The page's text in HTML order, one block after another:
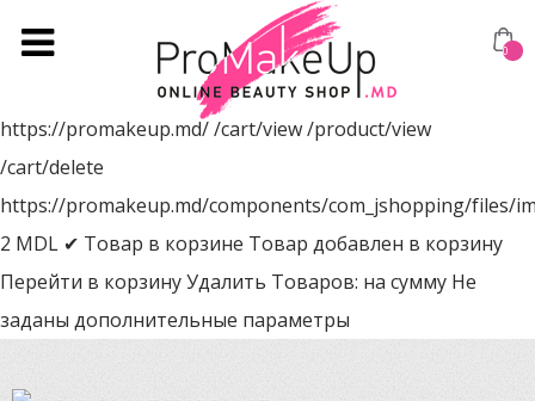
0
https://promakeup.md//cart/view/product/view
/cart/delete
https://promakeup.md/components/com_jshopping/files/
2 MDL ✔ Товар в корзине Товар добавлен в корзину
Перейти в корзинуУдалить Товаров: на сумму Не
заданы дополнительные параметры